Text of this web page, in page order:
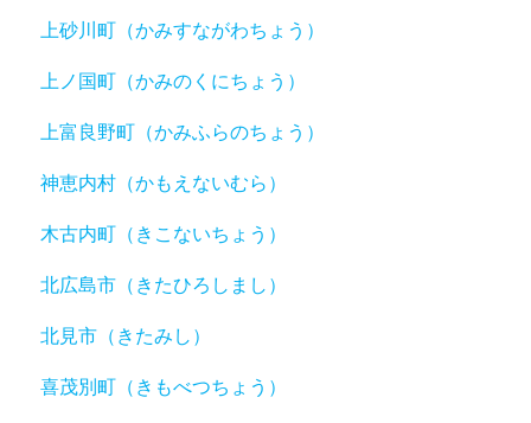
上砂川町（かみすながわちょう）
上ノ国町（かみのくにちょう）
上富良野町（かみふらのちょう）
神恵内村（かもえないむら）
木古内町（きこないちょう）
北広島市（きたひろしまし）
北見市（きたみし）
喜茂別町（きもべつちょう）